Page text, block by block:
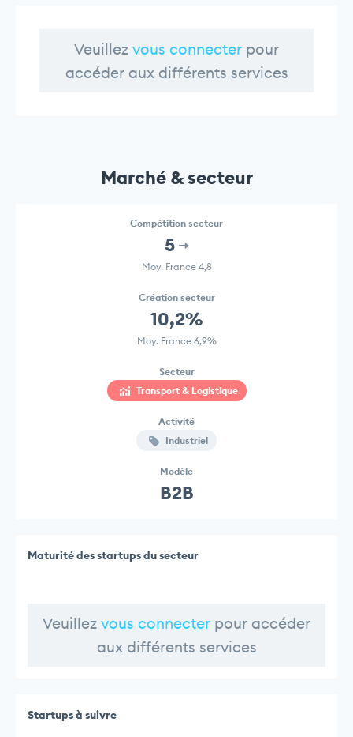
Veuillez vous connecter pour
accéder aux différents services
Marché & secteur
Compétition secteur
5
Moy. France 4,8
Création secteur
10,2%
Moy. France 6,9%
Secteur
Transport & Logistique
Activité
Industriel
Modèle
B2B
Maturité des startups du secteur
Veuillez vous connecter pour accéder
aux différents services
Startups à suivre